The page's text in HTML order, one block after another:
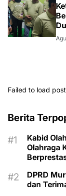
Failed to load
Berita
Kabid
Olahraga
DPRD
dan